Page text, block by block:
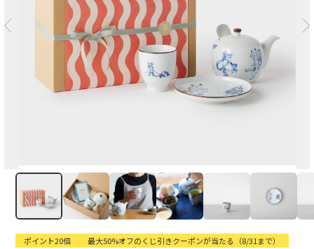
ポイント20倍 最大50%オフのくじ引きクーポンが当たる（8/31まで）